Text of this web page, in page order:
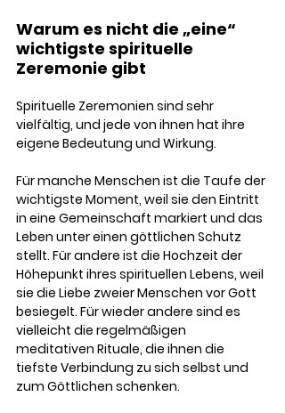
Warum es nicht die „eine“
wichtigste spirituelle
Zeremonie gibt
Spirituelle Zeremonien sind sehr
vielfältig, und jede von ihnen hat ihre
eigene Bedeutung und Wirkung.
Für manche Menschen ist die Taufe der
wichtigste Moment, weil sie den Eintritt
in eine Gemeinschaft markiert und das
Leben unter einen göttlichen Schutz
stellt. Für andere ist die Hochzeit der
Höhepunkt ihres spirituellen Lebens, weil
sie die Liebe zweier Menschen vor Gott
besiegelt. Für wieder andere sind es
vielleicht die regelmäßigen
meditativen Rituale, die ihnen die
tiefste Verbindung zu sich selbst und
zum Göttlichen schenken.